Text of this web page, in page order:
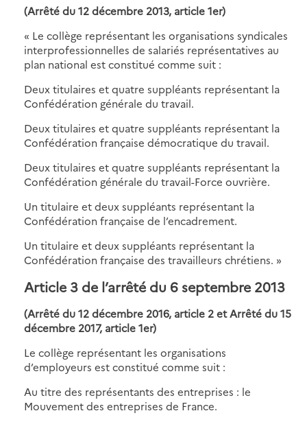
(Arrêté du 12 décembre 2013, article 1er)
« Le collège représentant les organisations syndicales
interprofessionnelles de salariés représentatives au
plan national est constitué comme suit :
Deux titulaires et quatre suppléants représentant la
Confédération générale du travail.
Deux titulaires et quatre suppléants représentant la
Confédération française démocratique du travail.
Deux titulaires et quatre suppléants représentant la
Confédération générale du travail-Force ouvrière.
Un titulaire et deux suppléants représentant la
Confédération française de l’encadrement.
Un titulaire et deux suppléants représentant la
Confédération française des travailleurs chrétiens. »
Article 3 de l’arrêté du 6 septembre 2013
(Arrêté du 12 décembre 2016, article 2 et Arrêté du 15
décembre 2017, article 1er)
Le collège représentant les organisations
d’employeurs est constitué comme suit :
Au titre des représentants des entreprises : le
Mouvement des entreprises de France.